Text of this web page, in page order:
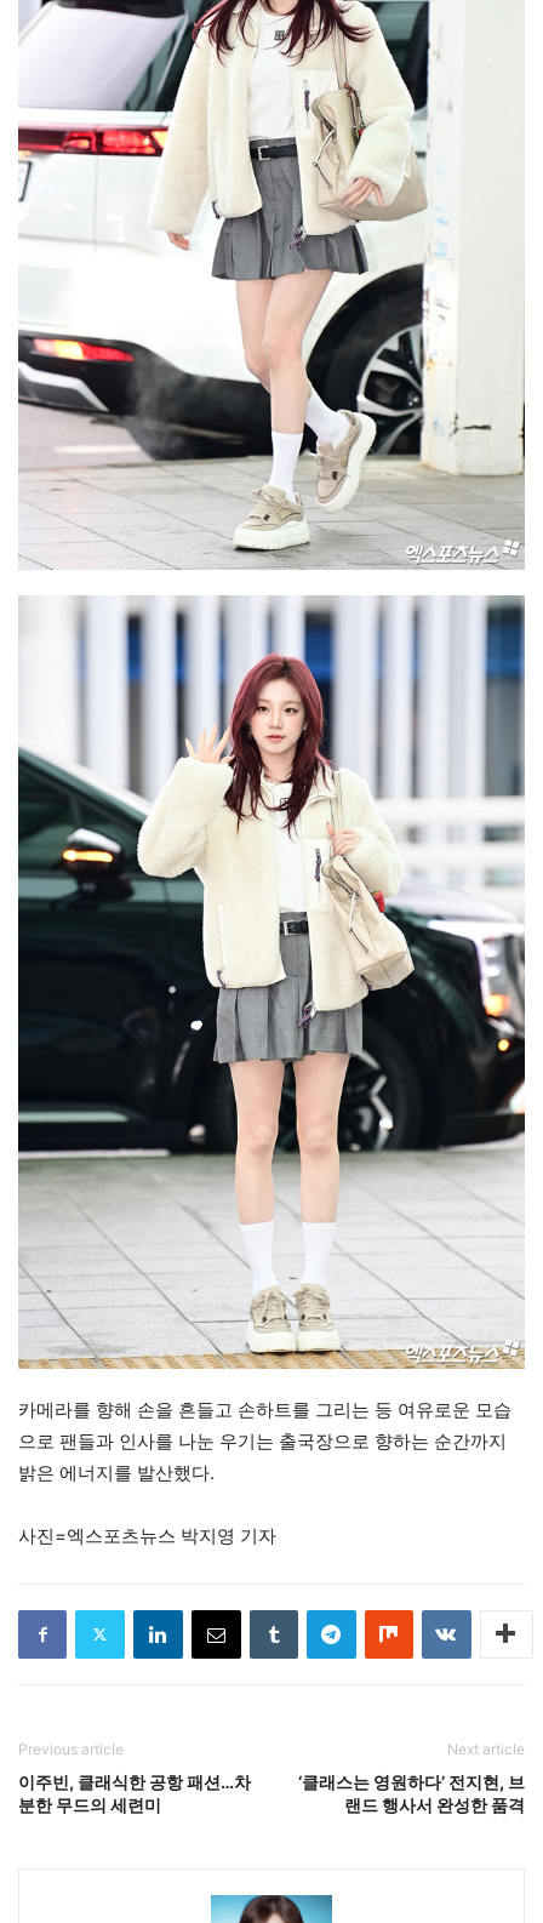
카메라를 향해 손을 흔들고 손하트를 그리는 등 여유로운 모습
으로 팬들과 인사를 나눈 우기는 출국장으로 향하는 순간까지
밝은 에너지를 발산했다.
사진=엑스포츠뉴스 박지영 기자
Previous article
이주빈, 클래식한 공항 패션…차
분한 무드의 세련미
Next article
‘클래스는 영원하다’ 전지현, 브
랜드 행사서 완성한 품격